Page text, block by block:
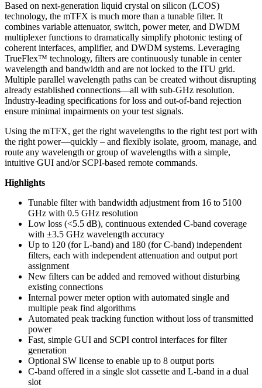
Based on next-generation liquid crystal on silicon (LCOS)
technology, the mTFX is much more than a tunable filter. It
combines variable attenuator, switch, power meter, and DWDM
multiplexer functions to dramatically simplify photonic testing of
coherent interfaces, amplifier, and DWDM systems. Leveraging
TrueFlex™ technology, filters are continuously tunable in center
wavelength and bandwidth and are not locked to the ITU grid.
Multiple parallel wavelength paths can be created without disrupting
already established connections—all with sub-GHz resolution.
Industry-leading specifications for loss and out-of-band rejection
ensure minimal impairments on your test signals.
Using the mTFX, get the right wavelengths to the right test port with
the right power—quickly – and flexibly isolate, groom, manage, and
route any wavelength or group of wavelengths with a simple,
intuitive GUI and/or SCPI-based remote commands.
Highlights
Tunable filter with bandwidth adjustment from 16 to 5100
GHz with 0.5 GHz resolution
Low loss (<5.5 dB), continuous extended C-band coverage
with ±3.5 GHz wavelength accuracy
Up to 120 (for L-band) and 180 (for C-band) independent
filters, each with independent attenuation and output port
assignment
New filters can be added and removed without disturbing
existing connections
Internal power meter option with automated single and
multiple peak find algorithms
Automated peak tracking function without loss of transmitted
power
Fast, simple GUI and SCPI control interfaces for filter
generation
Optional SW license to enable up to 8 output ports
C-band offered in a single slot cassette and L-band in a dual
slot